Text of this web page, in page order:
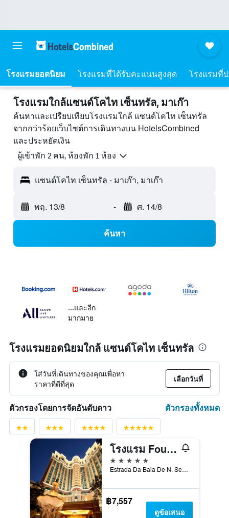
โรงแรมยอดนิยม โรงแรมที่ได้รับคะแนนสูงสุด โรงแรมที่
โรงแรมใกล้แซนด์โคไท เซ็นทรัล, มาเก๊า
ค้นหาและเปรียบเทียบโรงแรมใกล้ แซนด์โคไท เซ็นทรัล
จากกว่าร้อยเว็บไซต์การเดินทางบน HotelsCombined
และประหยัดเงิน
ผู้เข้าพัก 2 คน, ห้องพัก 1 ห้อง
แซนด์โคไท เซ็นทรัล - มาเก๊า, มาเก๊า
พฤ. 13/8 - ศ. 14/8
ค้นหา
...และอีก
มากมาย
โรงแรมยอดนิยมใกล้ แซนด์โคไท เซ็นทรัล
ใส่วันที่เดินทางของคุณเพื่อหา
ราคาที่ดีที่สุด
เลือกวันที่
ตัวกรองโดยการจัดอันดับดาว ตัวกรองทั้งหมด
โรงแรม Four Seasons มาเก๊า
5 ดาว
Estrada Da Baia De N. Senhora, มาเก๊า
฿7,557
ดูข้อเสนอ